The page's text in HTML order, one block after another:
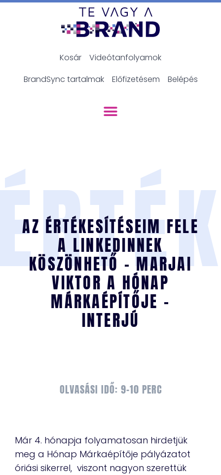
Kosár
Videótanfolyamok
BrandSync tartalmak
Előfizetésem Belépés
AZ ÉRTÉKESÍTÉSEIM FELE
A LINKEDINNEK
KÖSZÖNHETŐ – MARJAI
VIKTOR A HÓNAP
MÁRKAÉPÍTŐJE -
INTERJÚ
OLVASÁSI IDŐ: 9-10 PERC
Már 4. hónapja folyamatosan hirdetjük
meg a Hónap Márkaépítője pályázatot
óriási sikerrel, viszont nagyon szerettük